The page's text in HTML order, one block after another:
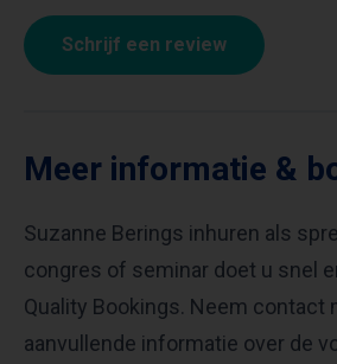
Schrijf een review
Meer informatie &
Suzanne Berings inhuren als
congres of seminar doet u snel
Quality Bookings. Neem contact
aanvullende informatie over de